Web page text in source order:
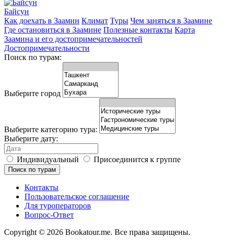
Байсун
Как доехать в Заамин Климат Туры Чем заняться в Заамине
Где остановиться в Заамине Полезные контакты Карта
Заамина и его достопримечательностей
Достопримечательности
Поиск по турам:
Выберите город
Выберите категорию тура:
Выберите дату:
Индивидуальный Присоединится к группе
Поиск по турам
Контакты
Пользовательское соглашение
Для туроператоров
Вопрос-Ответ
Copyright © 2026 Bookatour.me. Все права защищены.